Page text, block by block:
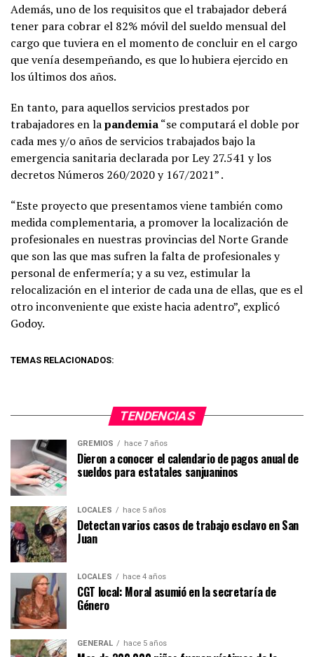
Además, uno de los requisitos que el trabajador deberá
tener para cobrar el 82% móvil del sueldo mensual del
cargo que tuviera en el momento de concluir en el cargo
que venía desempeñando, es que lo hubiera ejercido en
los últimos dos años.
En tanto, para aquellos servicios prestados por
trabajadores en lapandemia“se computará el doble por
cada mes y/o años de servicios trabajados bajo la
emergencia sanitaria declarada por Ley 27.541 y los
decretos Números 260/2020 y 167/2021” .
“Este proyecto que presentamos viene también como
medida complementaria, a promover la localización de
profesionales en nuestras provincias del Norte Grande
que son las que mas sufren la falta de profesionales y
personal de enfermería; y a su vez, estimular la
relocalización en el interior de cada una de ellas, que es el
otro inconveniente que existe hacia adentro”, explicó
Godoy.
TEMAS RELACIONADOS:
TENDENCIAS
GREMIOS hace 7 años
Dieron a conocer el calendario de pagos anual de
sueldos para estatales sanjuaninos
LOCALES hace 5 años
Detectan varios casos de trabajo esclavo en San
Juan
LOCALES hace 4 años
CGT local: Moral asumió en la secretaría de
Género
GENERAL hace 5 años